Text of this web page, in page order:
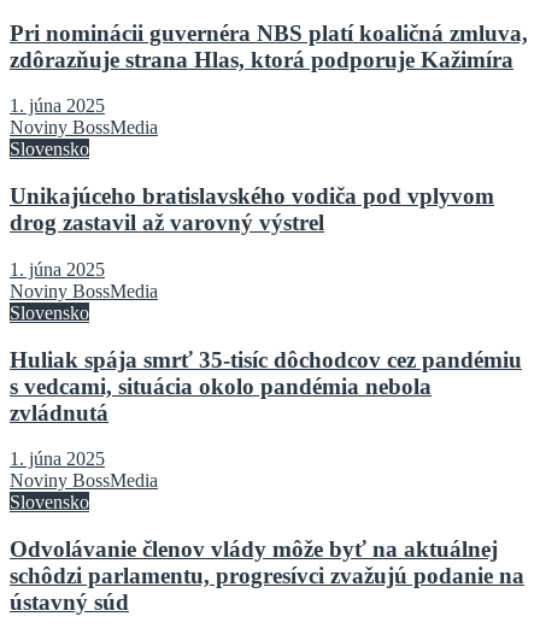
Pri nominácii guvernéra NBS platí koaličná zmluva,
zdôrazňuje strana Hlas, ktorá podporuje Kažimíra
1. júna 2025
Noviny BossMedia
Slovensko
Unikajúceho bratislavského vodiča pod vplyvom
drog zastavil až varovný výstrel
1. júna 2025
Noviny BossMedia
Slovensko
Huliak spája smrť 35-tisíc dôchodcov cez pandémiu
s vedcami, situácia okolo pandémia nebola
zvládnutá
1. júna 2025
Noviny BossMedia
Slovensko
Odvolávanie členov vlády môže byť na aktuálnej
schôdzi parlamentu, progresívci zvažujú podanie na
ústavný súd